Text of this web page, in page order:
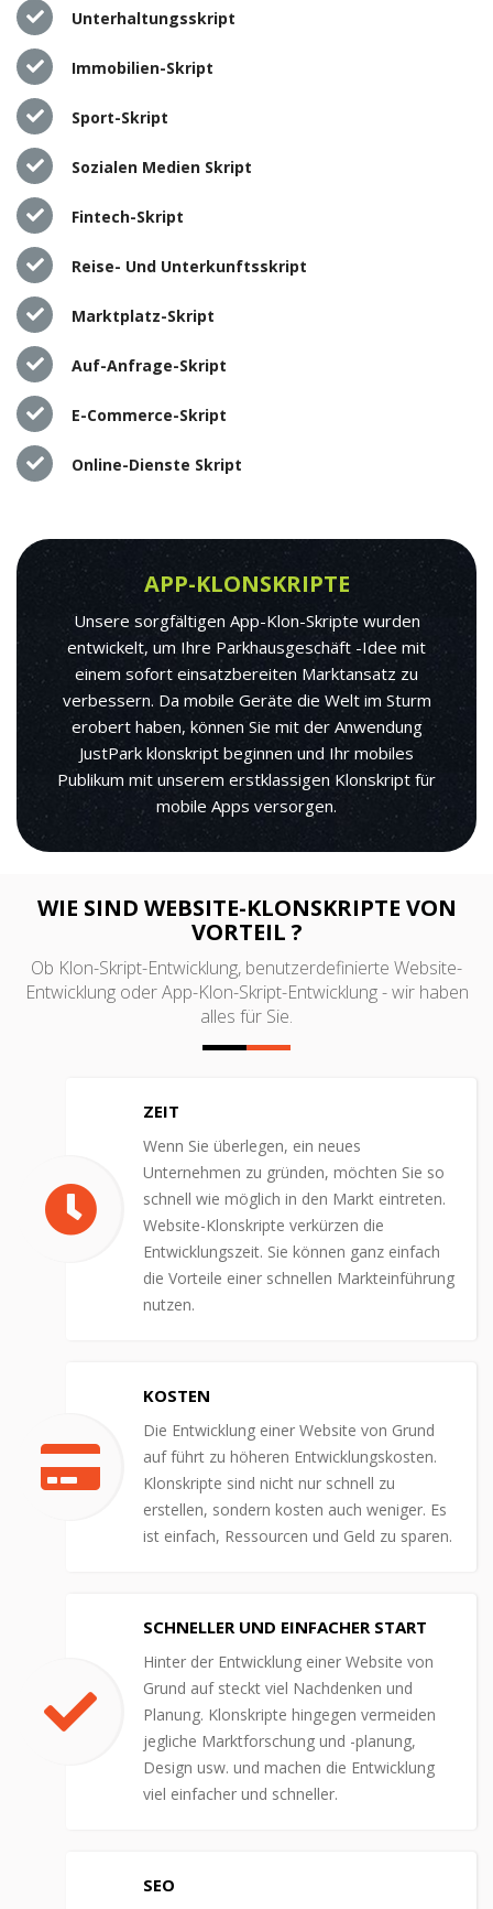
Unterhaltungsskript
Immobilien-Skript
Sport-Skript
Sozialen Medien Skript
Fintech-Skript
Reise- Und Unterkunftsskript
Marktplatz-Skript
Auf-Anfrage-Skript
E-Commerce-Skript
Online-Dienste Skript
APP-KLONSKRIPTE
Unsere sorgfältigen App-Klon-Skripte wurden
entwickelt, um Ihre Parkhausgeschäft -Idee mit
einem sofort einsatzbereiten Marktansatz zu
verbessern. Da mobile Geräte die Welt im Sturm
erobert haben, können Sie mit der Anwendung
JustPark klonskript beginnen und Ihr mobiles
Publikum mit unserem erstklassigen Klonskript für
mobile Apps versorgen.
WIE SIND WEBSITE-KLONSKRIPTE VON
VORTEIL ?
Ob Klon-Skript-Entwicklung, benutzerdefinierte Website-
Entwicklung oder App-Klon-Skript-Entwicklung - wir haben
alles für Sie.
ZEIT
Wenn Sie überlegen, ein neues
Unternehmen zu gründen, möchten Sie so
schnell wie möglich in den Markt eintreten.
Website-Klonskripte verkürzen die
Entwicklungszeit. Sie können ganz einfach
die Vorteile einer schnellen Markteinführung
nutzen.
KOSTEN
Die Entwicklung einer Website von Grund
auf führt zu höheren Entwicklungskosten.
Klonskripte sind nicht nur schnell zu
erstellen, sondern kosten auch weniger. Es
ist einfach, Ressourcen und Geld zu sparen.
SCHNELLER UND EINFACHER START
Hinter der Entwicklung einer Website von
Grund auf steckt viel Nachdenken und
Planung. Klonskripte hingegen vermeiden
jegliche Marktforschung und -planung,
Design usw. und machen die Entwicklung
viel einfacher und schneller.
SEO